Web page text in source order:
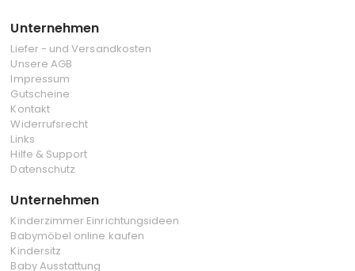
Unternehmen
Liefer - und Versandkosten
Unsere AGB
Impressum
Gutscheine
Kontakt
Widerrufsrecht
Links
Hilfe & Support
Datenschutz
Unternehmen
Kinderzimmer Einrichtungsideen
Babymöbel online kaufen
Kindersitz
Baby Ausstattung